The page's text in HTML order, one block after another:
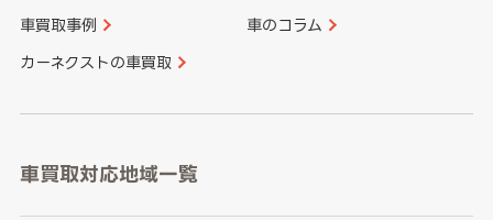
車買取事例 車のコラム
カーネクストの車買取
車買取対応地域一覧